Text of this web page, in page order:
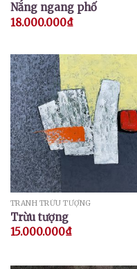
Nắng ngang phố
18.000.000₫
TRANH TRỪU TƯỢNG
Trừu tượng
15.000.000₫